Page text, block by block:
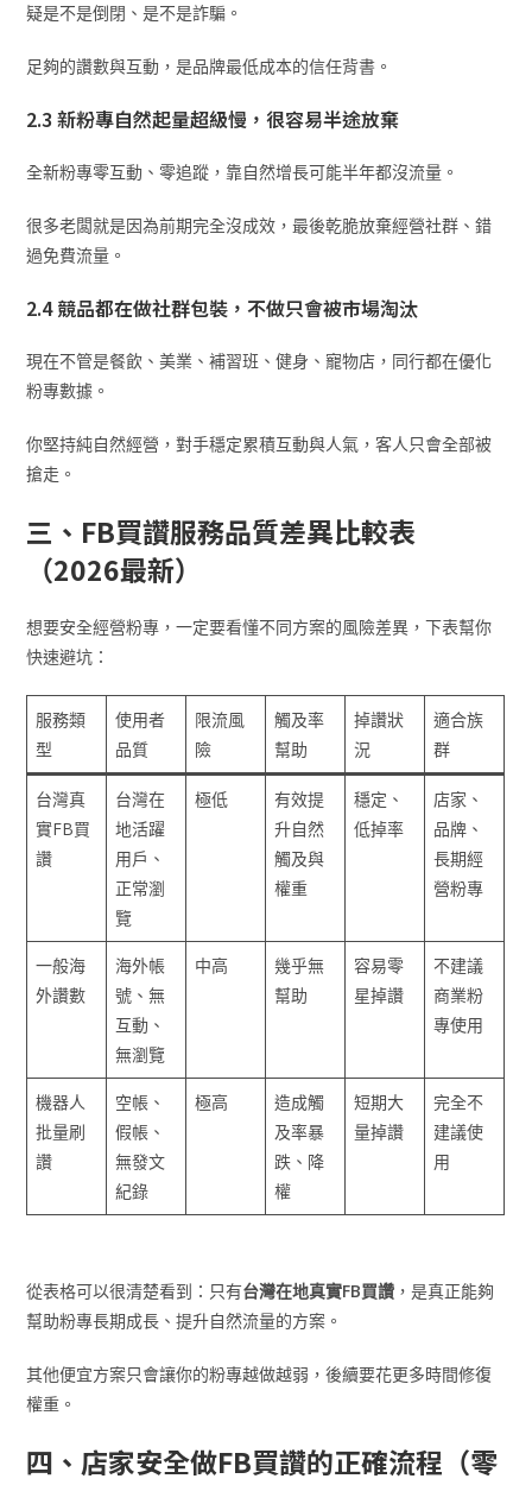
疑是不是倒閉、是不是詐騙。
足夠的讚數與互動，是品牌最低成本的信任背書。
2.3 新粉專自然起量超級慢，很容易半途放棄
全新粉專零互動、零追蹤，靠自然增長可能半年都沒流量。
很多老闆就是因為前期完全沒成效，最後乾脆放棄經營社群、錯
過免費流量。
2.4 競品都在做社群包裝，不做只會被市場淘汰
現在不管是餐飲、美業、補習班、健身、寵物店，同行都在優化
粉專數據。
你堅持純自然經營，對手穩定累積互動與人氣，客人只會全部被
搶走。
三、FB買讚服務品質差異比較表
（2026最新）
想要安全經營粉專，一定要看懂不同方案的風險差異，下表幫你
快速避坑：
服務類
型
使用者
品質
限流風
險
觸及率
幫助
掉讚狀
況
適合族
群
台灣真
實FB買
讚
台灣在
地活躍
用戶、
正常瀏
覽
極低
有效提
升自然
觸及與
權重
穩定、
低掉率
店家、
品牌、
長期經
營粉專
一般海
外讚數
海外帳
號、無
互動、
無瀏覽
中高
幾乎無
幫助
容易零
星掉讚
不建議
商業粉
專使用
機器人
批量刷
讚
空帳、
假帳、
無發文
紀錄
極高
造成觸
及率暴
跌、降
權
短期大
量掉讚
完全不
建議使
用
從表格可以很清楚看到：只有台灣在地真實FB買讚 ，是真正能夠
幫助粉專長期成長、提升自然流量的方案。
其他便宜方案只會讓你的粉專越做越弱，後續要花更多時間修復
權重。
四、店家安全做FB買讚的正確流程（零